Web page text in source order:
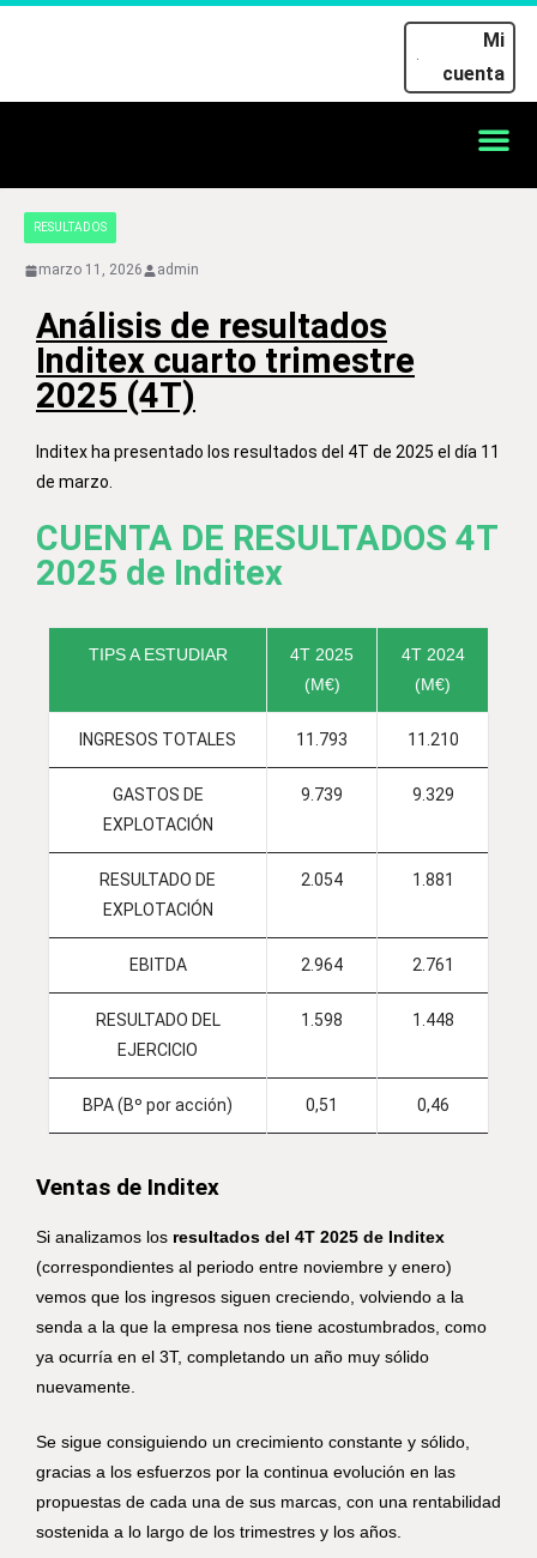
Mi
cuenta
RESULTADOS
marzo 11, 2026 admin
Análisis de resultados
Inditex cuarto trimestre
2025 (4T)
Inditex ha presentado los resultados del 4T de 2025 el día 11
de marzo.
CUENTA DE RESULTADOS 4T
2025 de Inditex
TIPS A ESTUDIAR
4T 2025
(M€)
4T 2024
(M€)
INGRESOS TOTALES 11.793 11.210
GASTOS DE
EXPLOTACIÓN
9.739 9.329
RESULTADO DE
EXPLOTACIÓN
2.054 1.881
EBITDA 2.964 2.761
RESULTADO DEL
EJERCICIO
1.598 1.448
BPA (Bº por acción) 0,51 0,46
Ventas de Inditex
Si analizamos los resultados del 4T 2025 de Inditex
(correspondientes al periodo entre noviembre y enero)
vemos que los ingresos siguen creciendo, volviendo a la
senda a la que la empresa nos tiene acostumbrados, como
ya ocurría en el 3T, completando un año muy sólido
nuevamente.
Se sigue consiguiendo un crecimiento constante y sólido,
gracias a los esfuerzos por la continua evolución en las
propuestas de cada una de sus marcas, con una rentabilidad
sostenida a lo largo de los trimestres y los años.